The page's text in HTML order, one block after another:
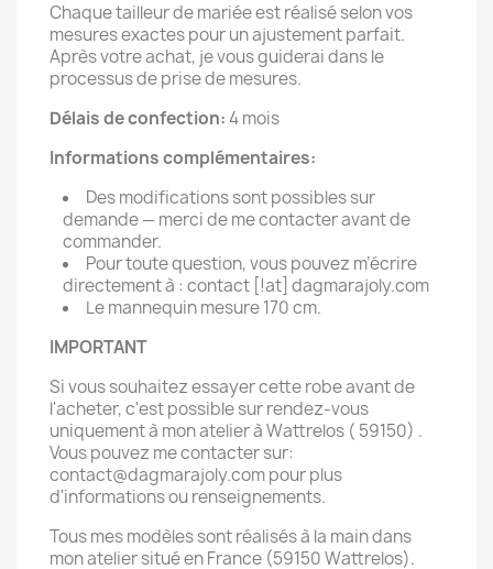
Chaque tailleur de mariée est réalisé selon vos
mesures exactes pour un ajustement parfait.
Après votre achat, je vous guiderai dans le
processus de prise de mesures.
Délais de confection:4 mois
Informations complémentaires:
Des modifications sont possibles sur
demande — merci de me contacter avant de
commander.
Pour toute question, vous pouvez m’écrire
directement à : contact [!at] dagmarajoly.com
Le mannequin mesure 170 cm.
IMPORTANT
Si vous souhaitez essayer cette robe avant de
l'acheter, c'est possible sur rendez-vous
uniquement à mon atelier à Wattrelos ( 59150) .
Vous pouvez me contacter sur:
contact@dagmarajoly.com pour plus
d'informations ou renseignements.
Tous mes modèles sont réalisés à la main dans
mon atelier situé en France (59150 Wattrelos).